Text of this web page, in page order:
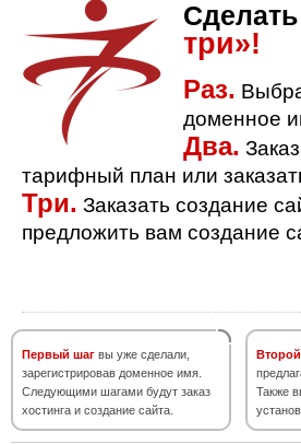
Сделать
три»!
Раз.
доменное
Два.
тарифный план или
Три. Заказать создание
предложить вам создание
Первый шаг вы уже сделали,
зарегистрировав доменное имя.
Следующими шагами будут заказ
хостинга и создание сайта.
Также